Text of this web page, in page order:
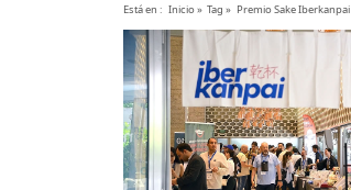
Está en : Inicio» Tag » Premio Sake Iberkanpai